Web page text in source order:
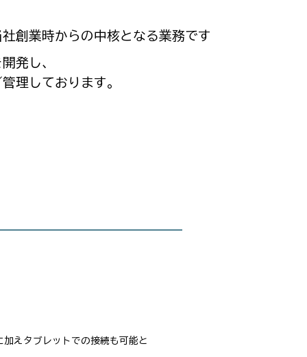
創業時からの中核となる業務です
発し、
理しております。
えタブレットでの接続も可能と